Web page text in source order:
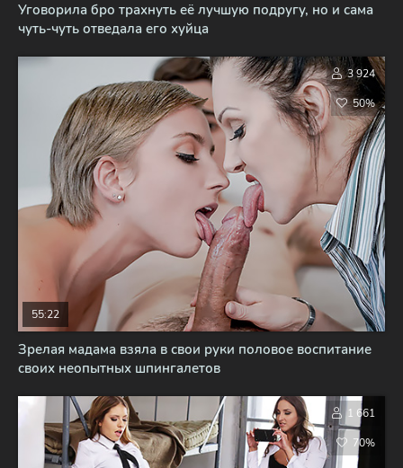
Уговорила бро трахнуть её лучшую подругу, но и сама
чуть-чуть отведала его хуйца
Зрелая мадама взяла в свои руки половое воспитание
своих неопытных шпингалетов
55:22
3 924
50%
1 661
70%